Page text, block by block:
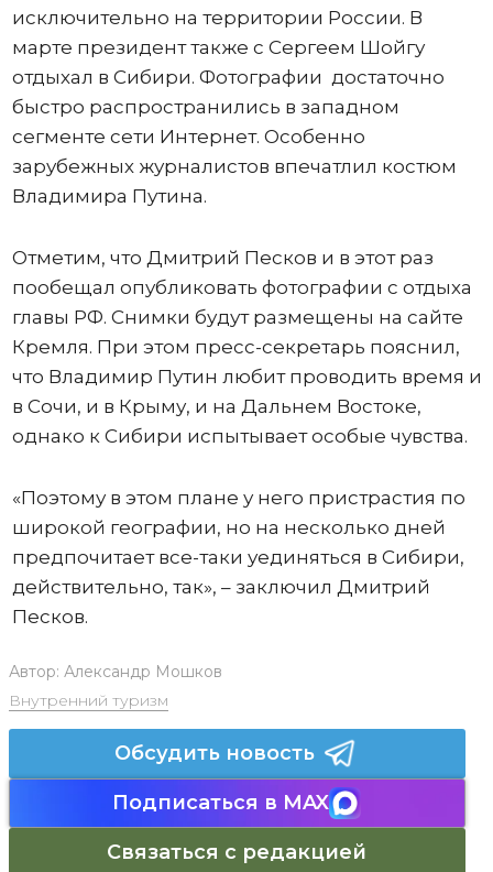
исключительно на территории России. В
марте президент также с Сергеем Шойгу
отдыхал в Сибири. Фотографии достаточно
быстро распространились в западном
сегменте сети Интернет. Особенно
зарубежных журналистов впечатлил костюм
Владимира Путина.
Отметим, что Дмитрий Песков и в этот раз
пообещал опубликовать фотографии с отдыха
главы РФ. Снимки будут размещены на сайте
Кремля. При этом пресс-секретарь пояснил,
что Владимир Путин любит проводить время и
в Сочи, и в Крыму, и на Дальнем Востоке,
однако к Сибири испытывает особые чувства.
«Поэтому в этом плане у него пристрастия по
широкой географии, но на несколько дней
предпочитает все-таки уединяться в Сибири,
действительно, так», – заключил Дмитрий
Песков.
Автор: Александр Мошков
Внутренний туризм
Обсудить новость
Подписаться в MAX
Связаться с редакцией